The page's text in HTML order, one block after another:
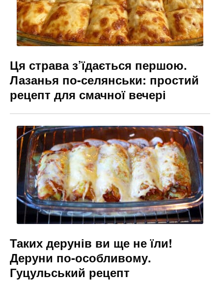
Ця страва з’їдається першою.
Лазанья по-селянськи: простий
рецепт для смачної вечері
Таких дерунів ви ще не їли!
Деруни по-особливому.
Гуцульський рецепт